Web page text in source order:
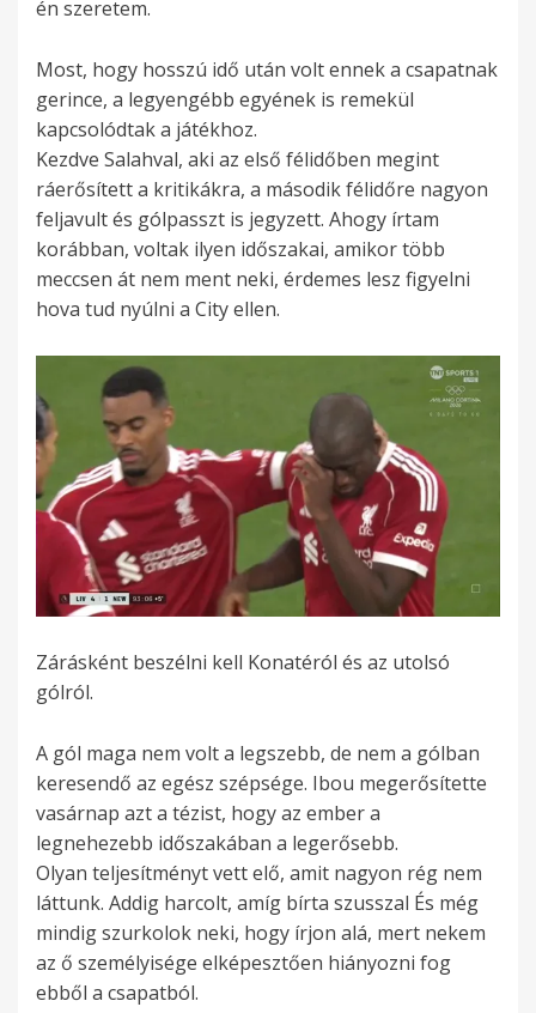
én szeretem.
Most, hogy hosszú idő után volt ennek a csapatnak
gerince, a legyengébb egyének is remekül
kapcsolódtak a játékhoz.
Kezdve Salahval, aki az első félidőben megint
ráerősített a kritikákra, a második félidőre nagyon
feljavult és gólpasszt is jegyzett. Ahogy írtam
korábban, voltak ilyen időszakai, amikor több
meccsen át nem ment neki, érdemes lesz figyelni
hova tud nyúlni a City ellen.
Zárásként beszélni kell Konatéról és az utolsó
gólról.
A gól maga nem volt a legszebb, de nem a gólban
keresendő az egész szépsége. Ibou megerősítette
vasárnap azt a tézist, hogy az ember a
legnehezebb időszakában a legerősebb.
Olyan teljesítményt vett elő, amit nagyon rég nem
láttunk. Addig harcolt, amíg bírta szusszal És még
mindig szurkolok neki, hogy írjon alá, mert nekem
az ő személyisége elképesztően hiányozni fog
ebből a csapatból.